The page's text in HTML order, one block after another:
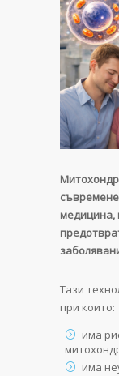
медицина,
Тази
при които:
има
има